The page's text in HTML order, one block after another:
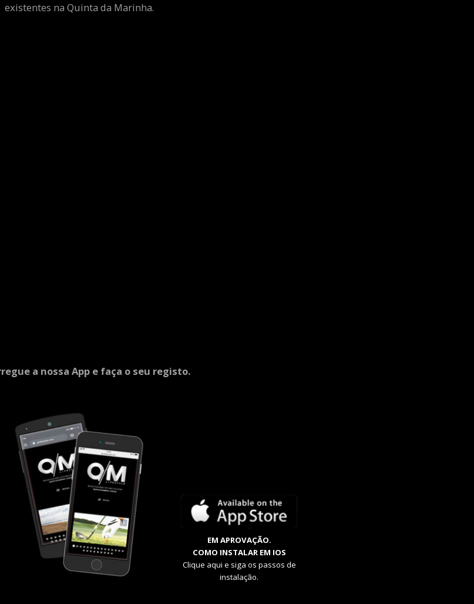
existentes na Quinta da Marinha.
a nossa App e faça o seu registo.
EM APROVAÇÃO.
COMO INSTALAR EM IOS
Clique aqui e siga os passos de
instalação.